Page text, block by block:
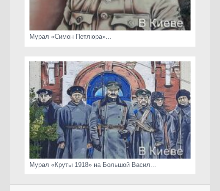
Мурал «Симон Петлюра»...
Мурал «Круты 1918» на Большой Васил...